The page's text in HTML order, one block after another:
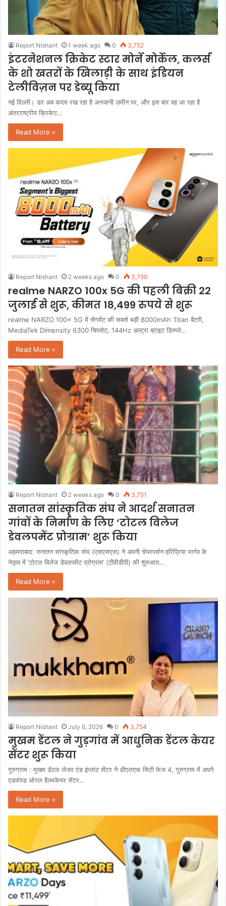
Report Nishant 1 week ago 0 3,752
इंटरनेशनल क्रिकेट स्टार मोर्ने मोर्केल, कलर्स
के शो खतरों के खिलाड़ी के साथ इंडियन
टेलीविज़न पर डेब्यू किया
नई दिल्ली। डर अब कदम रख रहा है अनजानी ज़मीन पर, और इस बार वह आ रहा है
अंतरराष्ट्रीय क्रिकेट…
Read More »
Report Nishant 2 weeks ago 0 3,750
realme NARZO 100x 5G की पहली बिक्री 22
जुलाई से शुरू, कीमत 18,499 रुपये से शुरू
realme NARZO 100x 5G में सेगमेंट की सबसे बड़ी 8000mAh Titan बैटरी,
MediaTek Dimensity 6300 चिपसेट, 144Hz अल्ट्रा ब्राइट डिस्प्ले…
Read More »
Report Nishant 2 weeks ago 0 3,751
सनातन सांस्कृतिक संघ ने आदर्श सनातन
गांवों के निर्माण के लिए ‘टोटल विलेज
डेवलपमेंट प्रोग्राम’ शुरू किया
अहमदाबाद: सनातन सांस्कृतिक संघ (एसएसएस) ने अपनी चेयरपर्सन हरिप्रिया भार्गव के
नेतृत्व में ‘टोटल विलेज डेवलपमेंट प्रोग्राम’ (टीवीडीपी) की शुरुआत…
Read More »
Report Nishant July 6, 2026 0 3,754
मुखम डेंटल ने गुड़गांव में आधुनिक डेंटल केयर
सेंटर शुरू किया
गुरुग्राम : मुखम डेंटल लेजर एंड इंप्लांट सेंटर ने डीएलएफ सिटी फेज 4, गुरुग्राम में अपने
एडवांस्ड ओरल हैल्थकेयर सेंटर…
Read More »